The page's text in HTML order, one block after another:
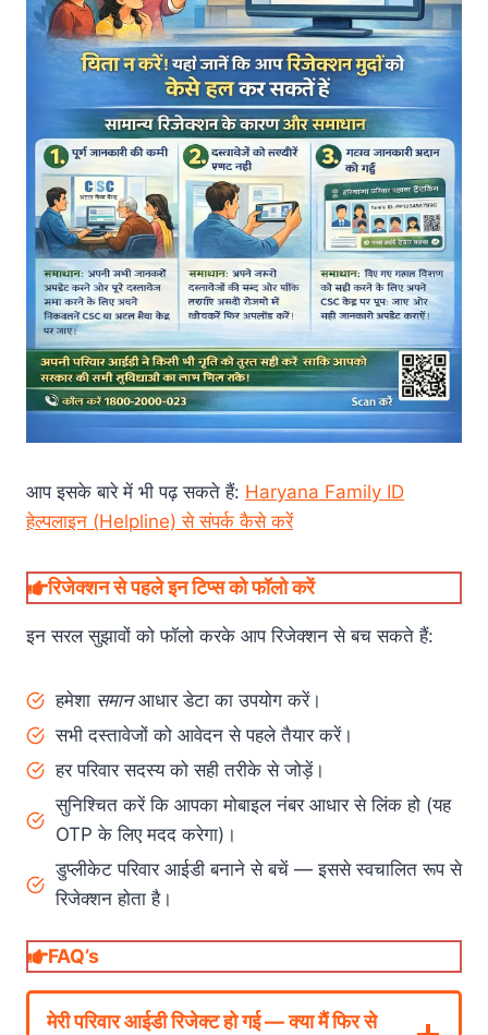
आप इसके बारे में भी पढ़ सकते हैं: Haryana Family ID
हेल्पलाइन (Helpline) से संपर्क कैसे करें
रिजेक्शन से पहले इन टिप्स को फॉलो करें
इन सरल सुझावों को फॉलो करके आप रिजेक्शन से बच सकते हैं:
हमेशा समानआधार डेटा का उपयोग करें।
सभी दस्तावेजों को आवेदन से पहले तैयार करें।
हर परिवार सदस्य को सही तरीके से जोड़ें।
सुनिश्चित करें कि आपका मोबाइल नंबर आधार से लिंक हो (यह
OTP के लिए मदद करेगा)।
डुप्लीकेट परिवार आईडी बनाने से बचें — इससे स्वचालित रूप से
रिजेक्शन होता है।
FAQ’s
मेरी परिवार आईडी रिजेक्ट हो गई — क्या मैं फिर से